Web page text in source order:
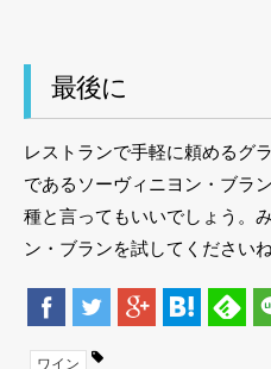
最後に
レストランで手軽に頼めるグ
であるソーヴィニヨン・ブラ
種と言ってもいいでしょう。
ン・ブランを試してくださいね
ワイン